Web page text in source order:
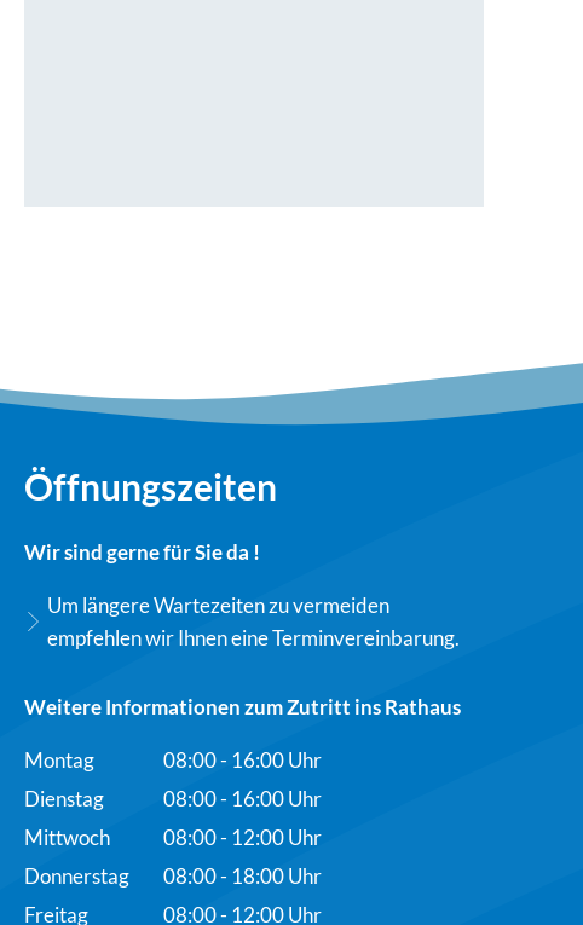
Öffnungszeiten
Wir sind gerne für Sie da !
Um längere Wartezeiten zu vermeiden
empfehlen wir Ihnen eine Terminvereinbarung.
Weitere Informationen zum Zutritt ins Rathaus
Montag 08:00- 16:00Uhr
Von 08:00 bis 16:00 Uhr
Dienstag 08:00- 16:00Uhr
Von 08:00 bis 16:00 Uhr
Mittwoch 08:00- 12:00Uhr
Von 08:00 bis 12:00 Uhr
Donnerstag 08:00- 18:00Uhr
Von 08:00 bis 18:00 Uhr
Freitag 08:00- 12:00Uhr